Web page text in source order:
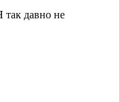
давно не